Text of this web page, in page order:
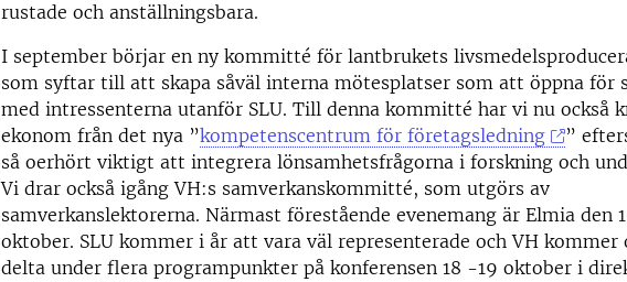
rustade och anställningsbara.
I september börjar en ny kommitté för lantbrukets
som syftar till att skapa såväl interna mötesplatser som att öppna för
med intressenterna utanför SLU. Till denna kommitté har vi nu också
ekonom från det nya ”kompetenscentrum för företagsledning
”
så oerhört viktigt att integrera lönsamhetsfrågorna i forskning och
Vi drar också igång VH:s samverkanskommitté, som utgörs av
samverkanslektorerna. Närmast förestående evenemang är Elmia den
oktober. SLU kommer i år att vara väl representerade och VH kommer
delta under flera programpunkter på konferensen 18 -19 oktober i